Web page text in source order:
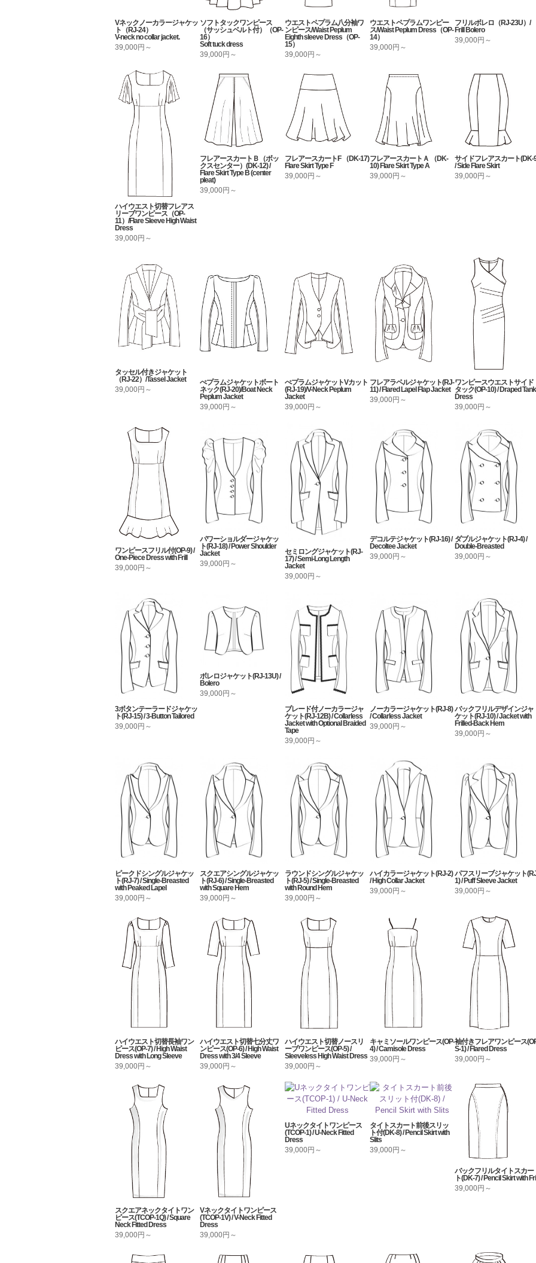
Vネックノーカラージャケッ
ト（RJ-24）
V-neck no collar jacket.
39,000円～
ソフトタックワンピース
（サッシュベルト付）（OP-
16）
Soft tuck dress
39,000円～
ウエストペプラム八分袖ワ
ンピース/Waist Peplum
Eighth sleeve Dress（OP-
15）
39,000円～
ウエストペプラムワンピー
ス/Waist Peplum Dress（OP-
14）
39,000円～
フリルボレロ（RJ-23U）/
Frill Bolero
39,000円～
ハイウエスト切替フレアス
リーブワンピース（OP-
11）/Flare Sleeve High Waist
Dress
39,000円～
フレアースカートＢ（ボッ
クスセンター）(DK-12) /
Flare Skirt Type B (center
pleat)
39,000円～
フレアースカートF （DK-17)
Flare Skirt Type F
39,000円～
フレアースカートＡ （DK-
10) Flare Skirt Type A
39,000円～
サイドフレアスカート(DK-
/ Side Flare Skirt
39,000円～
タッセル付きジャケット
（RJ-22）/Tassel Jacket
39,000円～
ぺプラムジャケットボート
ネック(RJ-20)/Boat Neck
Peplum Jacket
39,000円～
ぺプラムジャケットVカット
(RJ-19)/V-Neck Peplum
Jacket
39,000円～
フレアラペルジャケット(RJ-
11) / Flared Lapel Flap Jacket
39,000円～
ワンピースウエストサイド
タック(OP-10) / Draped Tank
Dress
39,000円～
ワンピースフリル付(OP-9) /
One-Piece Dress with Frill
39,000円～
パワーショルダージャケッ
ト(RJ-18) / Power Shoulder
Jacket
39,000円～
セミロングジャケット(RJ-
17) / Semi-Long Length
Jacket
39,000円～
デコルテジャケット(RJ-16) /
Decoltee Jacket
39,000円～
ダブルジャケット(RJ-4) /
Double-Breasted
39,000円～
3ボタンテーラードジャケッ
ト(RJ-15) / 3-Button Tailored
39,000円～
ボレロジャケット(RJ-13U) /
Bolero
39,000円～
ブレード付ノーカラージャ
ケット(RJ-12B) / Collarless
Jacket with Optional Braided
Tape
39,000円～
ノーカラージャケット(RJ-8)
/ Collarless Jacket
39,000円～
バックフリルデザインジャ
ケット(RJ-10) / Jacket with
Frilled-Back Hem
39,000円～
ピークドシングルジャケッ
ト(RJ-7) / Single-Breasted
with Peaked Lapel
39,000円～
スクエアシングルジャケッ
ト(RJ-6) / Single-Breasted
with Square Hem
39,000円～
ラウンドシングルジャケッ
ト(RJ-5) / Single-Breasted
with Round Hem
39,000円～
ハイカラージャケット(RJ-2)
/ High Collar Jacket
39,000円～
パフスリーブジャケット
1) / Puff Sleeve Jacket
39,000円～
ハイウエスト切替長袖ワン
ピース(OP-7) / High Waist
Dress with Long Sleeve
39,000円～
ハイウエスト切替七分丈ワ
ンピース(OP-6) / High Waist
Dress with 3/4 Sleeve
39,000円～
ハイウエスト切替ノースリ
ーブワンピース(OP-5) /
Sleeveless High Waist Dress
39,000円～
キャミソールワンピース(OP-
4) / Camisole Dress
39,000円～
袖付きフレアワンピース
S-1) / Flared Dress
39,000円～
スクエアネックタイトワン
ピース(TCOP-1Q) / Square
Neck Fitted Dress
39,000円～
Vネックタイトワンピース
(TCOP-1V) / V-Neck Fitted
Dress
39,000円～
Uネックタイトワンピース
(TCOP-1) / U-Neck Fitted
Dress
39,000円～
タイトスカート前後スリッ
ト付(DK-8) / Pencil Skirt with
Slits
39,000円～
バックフリルタイトスカー
ト(DK-7) / Pencil Skirt with
39,000円～